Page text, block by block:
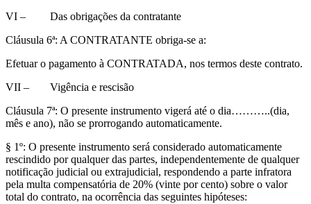
VI –
Das obrigações da contratante
Cláusula 6ª: A CONTRATANTE obriga-se a:
Efetuar o pagamento à CONTRATADA, nos termos deste contrato.
VII –
Vigência e rescisão
Cláusula 7ª: O presente instrumento vigerá até o dia………..(dia,
mês e ano), não se prorrogando automaticamente.
§ 1º: O presente instrumento será considerado automaticamente
rescindido por qualquer das partes, independentemente de qualquer
notificação judicial ou extrajudicial, respondendo a parte infratora
pela multa compensatória de 20% (vinte por cento) sobre o valor
total do contrato, na ocorrência das seguintes hipóteses: